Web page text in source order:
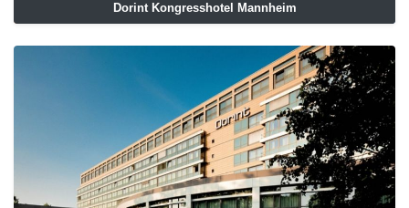
Dorint Kongresshotel Mannheim